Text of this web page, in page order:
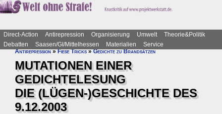
Direct-Action Antirepression Organisierung Umwelt
Theorie&Politik
Debatten
Saasen/GI/Mittelhessen Materialien
Service
Antirepression»Fiese Tricks»Gedichte zu Brandsätzen
MUTATIONEN EINER
GEDICHTELESUNG
DIE (LÜGEN-)GESCHICHTE DES
9.12.2003